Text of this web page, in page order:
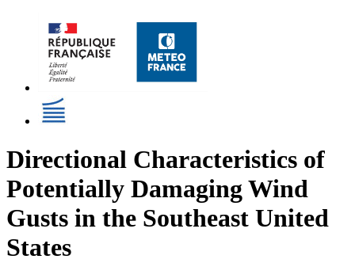
Directional Characteristics of
Potentially Damaging Wind
Gusts in the Southeast United
States